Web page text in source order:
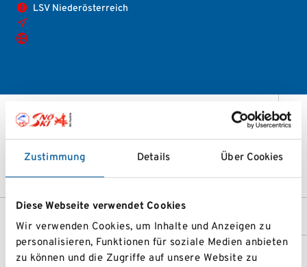
Zustimmung Details Über Cookies
Diese Webseite verwendet Cookies
Wir verwenden Cookies, um Inhalte und Anzeigen zu
personalisieren, Funktionen für soziale Medien anbieten
zu können und die Zugriffe auf unsere Website zu
LSV Niederösterreich
christoph.haiden09@gmail.com